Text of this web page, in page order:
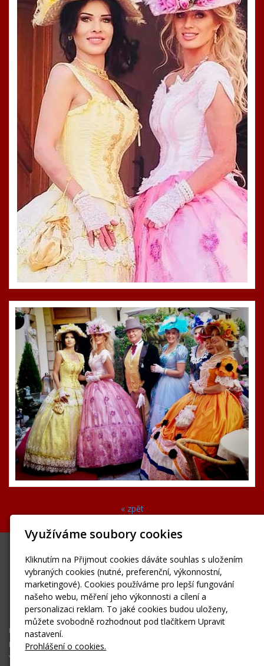
« zpět
jola11@seznam.cz
www.jolanaszajewska.cz
Facebook
Instagram
Úvodní stránka
Fotogalerie
YouTube
Využíváme soubory cookies
Kliknutím na Přijmout cookies dáváte souhlas s uložením
vybraných cookies (nutné, preferenční, výkonnostní,
marketingové). Cookies používáme pro lepší fungování
našeho webu, měření jeho výkonnosti a cílení a
personalizaci reklam. To jaké cookies budou uloženy,
můžete svobodně rozhodnout pod tlačítkem Upravit
nastavení.
Prohlášení o cookies.